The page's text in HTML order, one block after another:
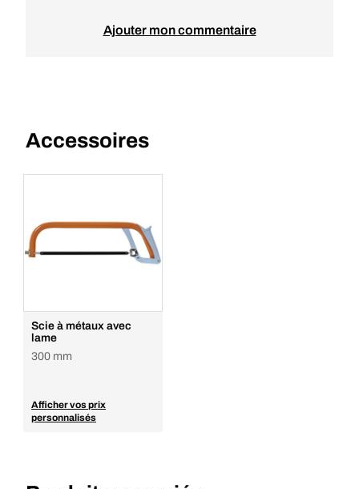
Ajouter mon commentaire
Accessoires
Scie à métaux avec
lame
300 mm
Afficher vos prix
personnalisés